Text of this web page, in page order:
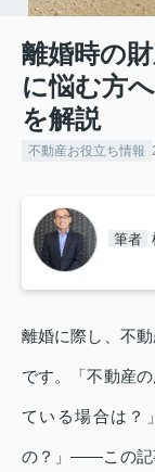
離婚時の
に悩む方
を解説
不動産お役立ち情報
筆者
離婚に際し、不
です。「不動産
ている場合は？
の？」——この記